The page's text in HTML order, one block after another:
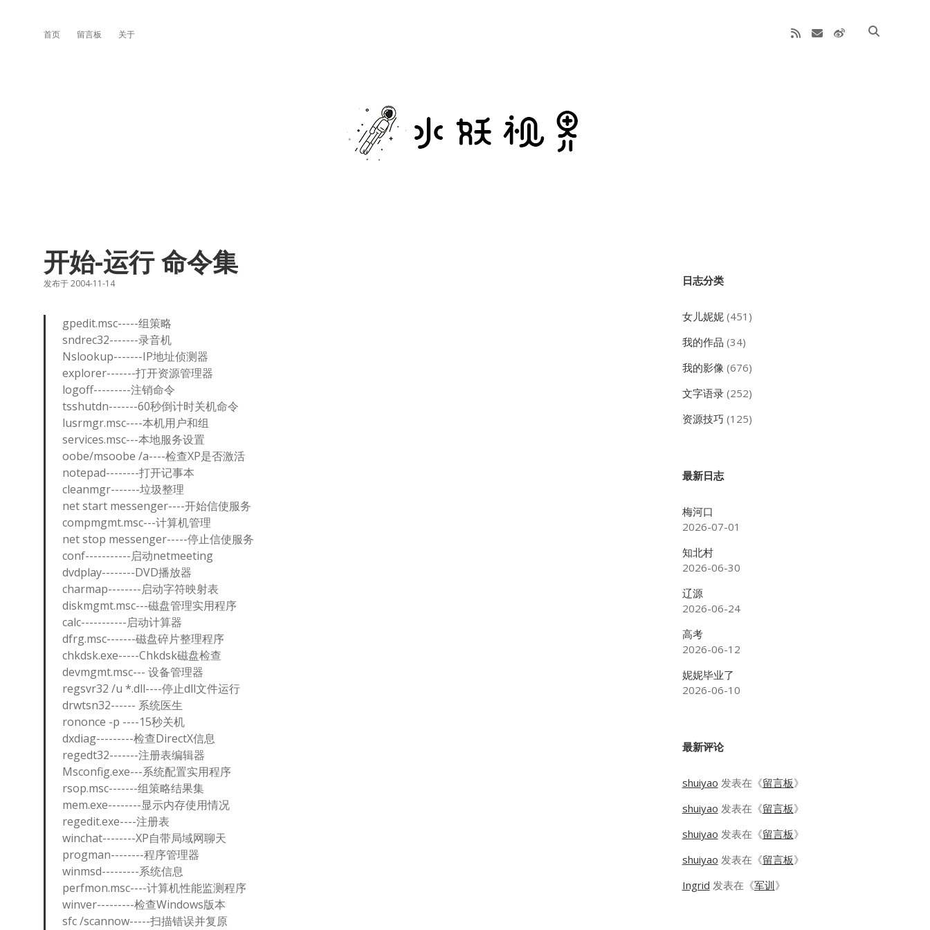
首页 留言板 关于 rss emailweibo
水
妖
开始-运行 命令集
发布于 2004-11-14
gpedit.msc-----组策略
sndrec32-------录音机
Nslookup-------IP地址侦测器
explorer-------打开资源管理器
logoff---------注销命令
tsshutdn-------60秒倒计时关机命令
lusrmgr.msc----本机用户和组
services.msc---本地服务设置
oobe/msoobe /a----检查XP是否激活
notepad--------打开记事本
cleanmgr-------垃圾整理
net start messenger----开始信使服务
compmgmt.msc---计算机管理
net stop messenger-----停止信使服务
conf-----------启动netmeeting
dvdplay--------DVD播放器
charmap--------启动字符映射表
diskmgmt.msc---磁盘管理实用程序
calc-----------启动计算器
dfrg.msc-------磁盘碎片整理程序
chkdsk.exe-----Chkdsk磁盘检查
devmgmt.msc--- 设备管理器
regsvr32 /u *.dll----停止dll文件运行
drwtsn32------ 系统医生
rononce -p ----15秒关机
dxdiag---------检查DirectX信息
regedt32-------注册表编辑器
Msconfig.exe---系统配置实用程序
rsop.msc-------组策略结果集
mem.exe--------显示内存使用情况
regedit.exe----注册表
winchat--------XP自带局域网聊天
progman--------程序管理器
winmsd---------系统信息
perfmon.msc----计算机性能监测程序
winver---------检查Windows版本
sfc /scannow-----扫描错误并复原
Sidebar
日志分类
女儿妮妮(451)
我的作品 (34)
我的影像 (676)
文字语录(252)
资源技巧 (125)
最新日志
梅河口
2026-07-01
知北村
2026-06-30
辽源
2026-06-24
高考
2026-06-12
妮妮毕业了
2026-06-10
最新评论
shuiyao 发表在《留言板》
shuiyao 发表在《留言板》
shuiyao 发表在《留言板》
shuiyao 发表在《留言板》
Ingrid 发表在《军训》